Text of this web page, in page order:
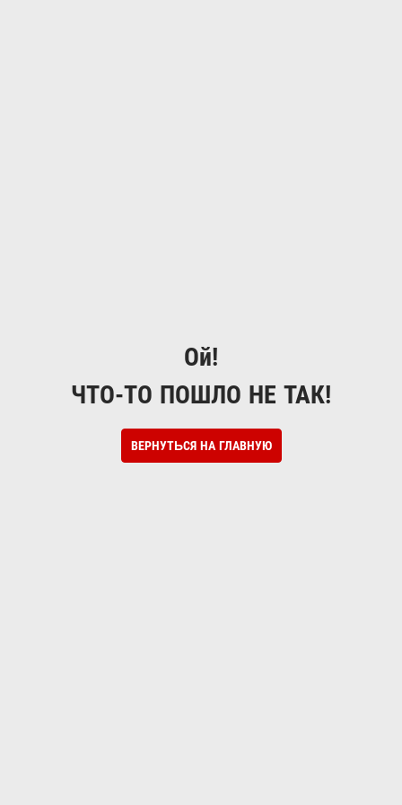
Ой!
ЧТО-ТО ПОШЛО НЕ ТАК!
ВЕРНУТЬСЯ НА ГЛАВНУЮ